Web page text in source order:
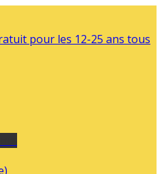
pour les 12-25 ans tous